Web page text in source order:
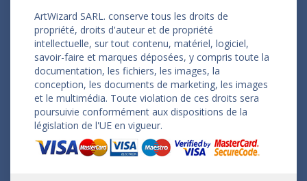
ArtWizard SARL. conserve tous les droits de
propriété, droits d'auteur et de propriété
intellectuelle, sur tout contenu, matériel, logiciel,
savoir-faire et marques déposées, y compris toute la
documentation, les fichiers, les images, la
conception, les documents de marketing, les images
et le multimédia. Toute violation de ces droits sera
poursuivie conformément aux dispositions de la
législation de l'UE en vigueur.